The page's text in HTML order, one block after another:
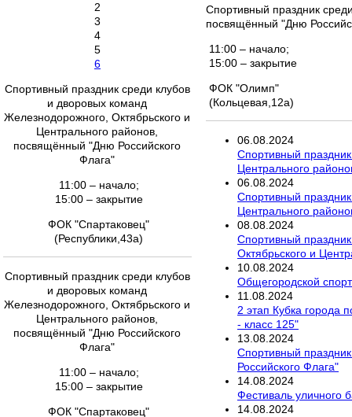
2
3
4
5
6
Спортивный праздник среди клубов
и дворовых команд
Железнодорожного, Октябрьского и
Центрального районов,
посвящённый "Дню Российского
Флага"
11:00 – начало;
15:00 – закрытие
ФОК "Спартаковец"
(Республики,43а)
Спортивный праздник среди клубов
и дворовых команд
Железнодорожного, Октябрьского и
Центрального районов,
посвящённый "Дню Российского
Флага"
11:00 – начало;
15:00 – закрытие
ФОК "Спартаковец"
Спортивный праздник
посвящённый "Дню
11:00 – начало;
15:00 – закрытие
ФОК "Олимп"
(Кольцевая,12а)
06 08 2024
Спортивный
Центрального
06 08 2024
Спортивный
Центрального
08 08 2024
Спортивный
Октябрьского и
10 08 2024
Общегородской
11 08 2024
2 этап Кубка города
- класс 125"
13 08 2024
Спортивный
Российского Флага"
14 08 2024
Фестиваль уличного
14 08 2024